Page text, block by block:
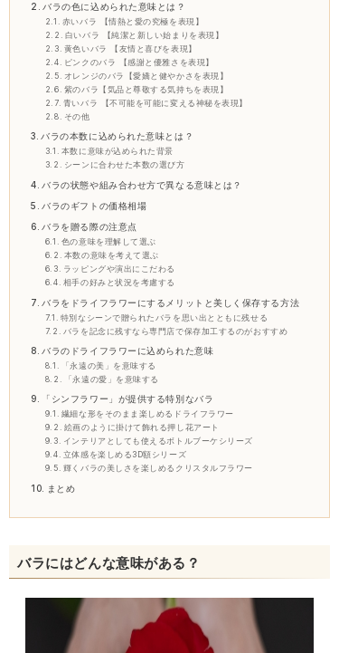
バラの色に込められた意味とは？
赤いバラ 【情熱と愛の究極を表現】
白いバラ 【純潔と新しい始まりを表現】
黄色いバラ 【友情と喜びを表現】
ピンクのバラ 【感謝と優雅さを表現】
オレンジのバラ【愛嬌と健やかさを表現】
紫のバラ【気品と尊敬する気持ちを表現】
青いバラ 【不可能を可能に変える神秘を表現】
その他
バラの本数に込められた意味とは？
本数に意味が込められた背景
シーンに合わせた本数の選び方
バラの状態や組み合わせ方で異なる意味とは？
バラのギフトの価格相場
バラを贈る際の注意点
色の意味を理解して選ぶ
本数の意味を考えて選ぶ
ラッピングや演出にこだわる
相手の好みと状況を考慮する
バラをドライフラワーにするメリットと美しく保存する方法
特別なシーンで贈られたバラを思い出とともに残せる
バラを記念に残すなら専門店で保存加工するのがおすすめ
バラのドライフラワーに込められた意味
「永遠の美」を意味する
「永遠の愛」を意味する
「シンフラワー」が提供する特別なバラ
繊細な形をそのまま楽しめるドライフラワー
絵画のように掛けて飾れる押し花アート
インテリアとしても使えるボトルブーケシリーズ
立体感を楽しめる3D額シリーズ
輝くバラの美しさを楽しめるクリスタルフラワー
まとめ
バラにはどんな意味がある？